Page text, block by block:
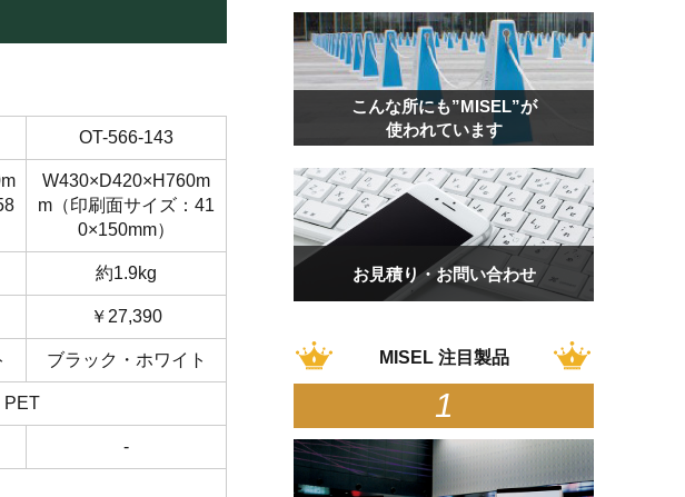
OT-566-143
W430×D420×H760m
m（印刷面サイズ：41
0×150mm）
約1.9kg
￥27,390
ブラック・ホワイト
PET
-
こんな所にも”MISEL”が
使われています
お見積り・お問い合わせ
MISEL 注目製品